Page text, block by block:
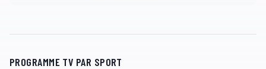
PROGRAMME TV PAR SPORT